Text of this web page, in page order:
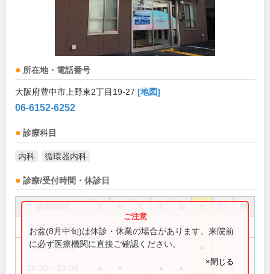
所在地・電話番号
大阪府豊中市上野東2丁目19-27 [地図]
06-6152-6252
診療科目
内科 循環器内科
診療/受付時間・休診日
祝
8:30～12:00 ● ● ● ● ●
8:30～13:00
お盆(8月中旬)は休診・休業の場合があります。来院前
に必ず医療機関に直接ご確認ください。
×閉じる